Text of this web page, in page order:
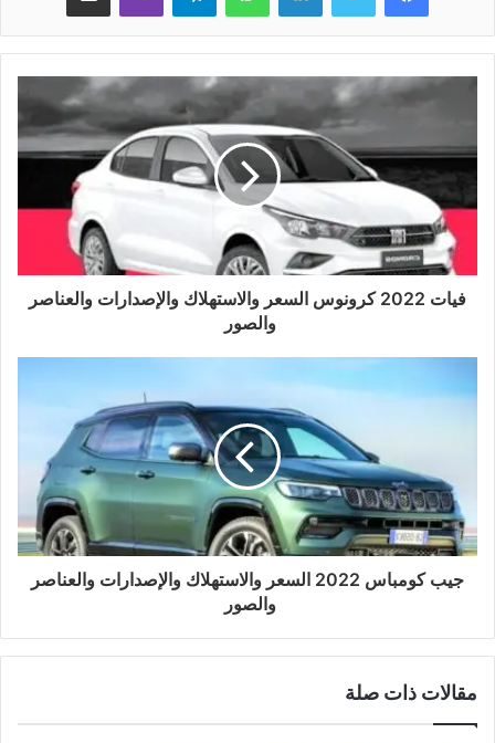
فيات 2022 كرونوس السعر والاستهلاك والإصدارات والعناصر
والصور
جيب كومباس 2022 السعر والاستهلاك والإصدارات والعناصر
والصور
مقالات ذات صلة